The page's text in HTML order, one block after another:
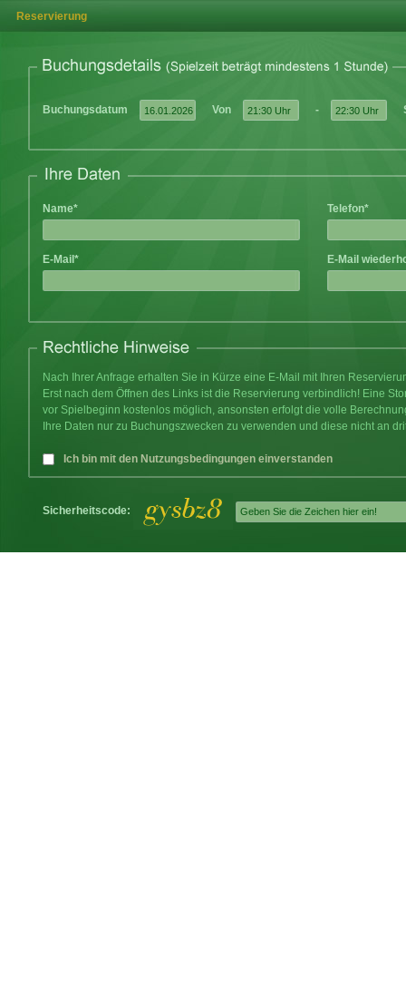
Reservierung
Buchungsdatum Von -
Name* Telefon*
E-Mail* E-Mail
Nach Ihrer Anfrage erhalten Sie in Kürze eine E-Mail mit Ihren
Erst nach dem Öffnen des Links ist die Reservierung verbindlich! Eine
vor Spielbeginn kostenlos möglich, ansonsten erfolgt die volle
Ihre Daten nur zu Buchungszwecken zu verwenden und diese nicht an
Ich bin mit den Nutzungsbedingungen einverstanden
Sicherheitscode: